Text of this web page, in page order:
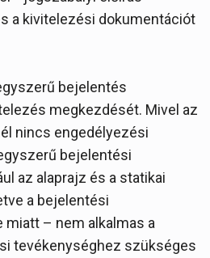
a kivitelezési dokumentációt
bejelentés
megkezdését. Mivel az
nincs engedélyezési
bejelentési
az alaprajz és a statikai
a bejelentési
– nem alkalmas a
tevékenységhez szükséges